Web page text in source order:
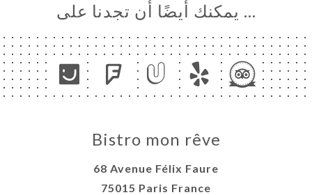
… يمكنك أيضًا أن تجدنا على
Bistro mon rêve
68 Avenue Félix Faure
75015 Paris France